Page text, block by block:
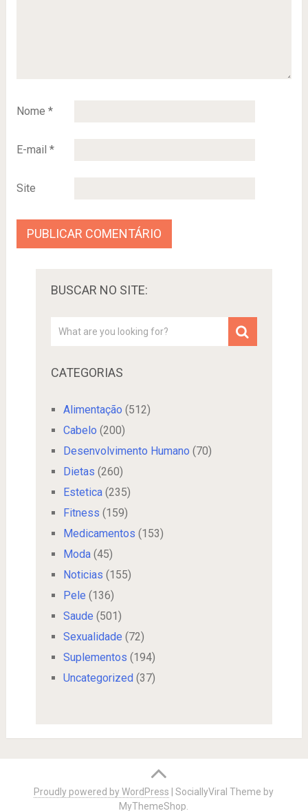
Nome *
E-mail *
Site
BUSCAR NO SITE:
CATEGORIAS
Alimentação (512)
Cabelo (200)
Desenvolvimento Humano (70)
Dietas (260)
Estetica(235)
Fitness (159)
Medicamentos (153)
Moda(45)
Noticias (155)
Pele (136)
Saude (501)
Sexualidade (72)
Suplementos (194)
Uncategorized (37)
Proudly powered by WordPress |SociallyViral Theme by
MyThemeShop.